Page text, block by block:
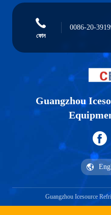
ফোন
0086-20-
Guangzhou
Guangzhou Icesource